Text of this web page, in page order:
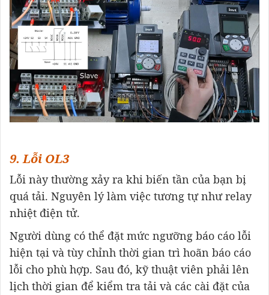
9. Lỗi OL3
Lỗi này thường xảy ra khi biến tần của bạn bị
quá tải. Nguyên lý làm việc tương tự như relay
nhiệt điện tử.
Người dùng có thể đặt mức ngưỡng báo cáo lỗi
hiện tại và tùy chỉnh thời gian trì hoãn báo cáo
lỗi cho phù hợp. Sau đó, kỹ thuật viên phải lên
lịch thời gian để kiểm tra tải và các cài đặt của